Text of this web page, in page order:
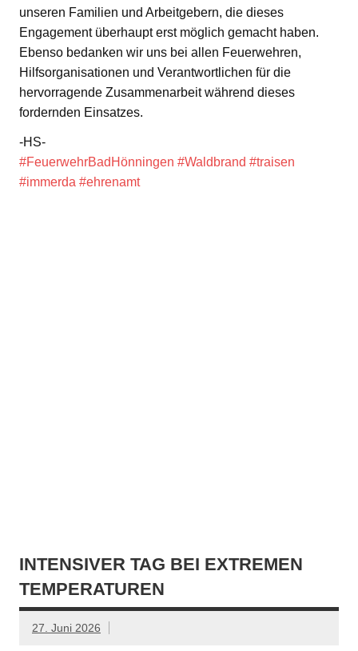
unseren Familien und Arbeitgebern, die dieses
Engagement überhaupt erst möglich gemacht haben.
Ebenso bedanken wir uns bei allen Feuerwehren,
Hilfsorganisationen und Verantwortlichen für die
hervorragende Zusammenarbeit während dieses
fordernden Einsatzes.
-HS-
#FeuerwehrBadHönningen #Waldbrand #traisen
#immerda #ehrenamt
INTENSIVER TAG BEI EXTREMEN
TEMPERATUREN
27. Juni 2026